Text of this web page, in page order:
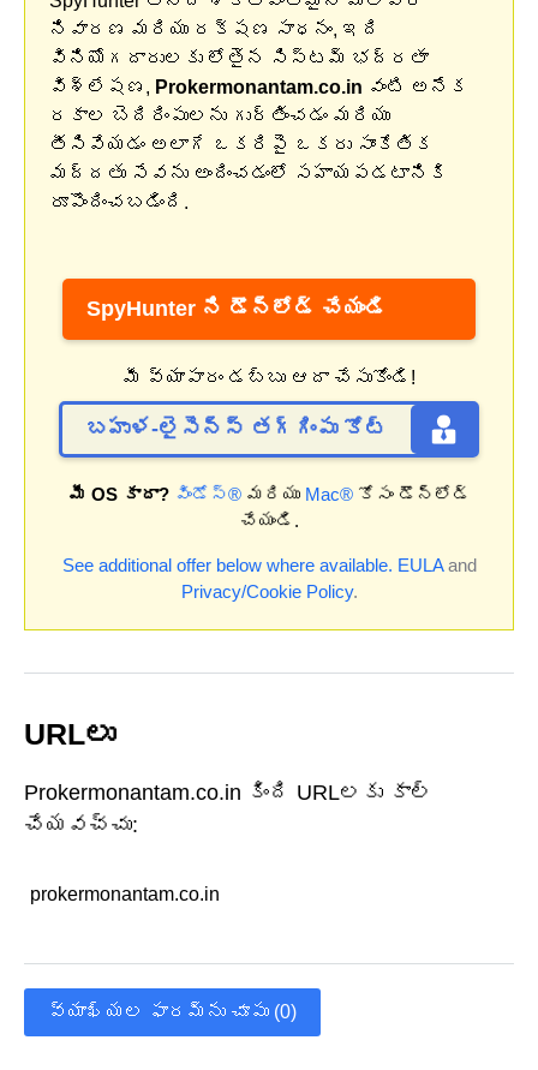
నివారణ మరియు రక్షణ సాధనం, ఇది
వినియోగదారులకు లోతైన సిస్టమ్ భద్రతా
విశ్లేషణ, Prokermonantam.co.in వంటి అనేక
రకాల బెదిరింపులను గుర్తించడం మరియు
తీసివేయడం అలాగే ఒకరిపై ఒకరు సాంకేతిక
మద్దతు సేవను అందించడంలో సహాయపడటానికి
రూపొందించబడింది.
SpyHunter ని డౌన్‌లోడ్ చేయండి
మీ వ్యాపారం డబ్బు ఆదా చేసుకోండి!
బహుళ-లైసెన్స్ తగ్గింపు కోట్
మీ OS కాదా? విండోస్®మరియు Mac®కోసం డౌన్‌లోడ్
చేయండి.
See additional offer below where available. EULAand
Privacy/Cookie Policy.
URLలు
Prokermonantam.co.in కింది URLలకు కాల్
చేయవచ్చు:
prokermonantam.co.in
వ్యాఖ్యల ఫారమ్‌ను చూపు (0)